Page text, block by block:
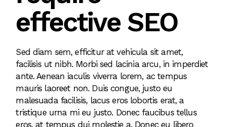
effective SEO
Sed diam sem, efficitur at vehicula sit amet,
facilisis ut nibh. Morbi sed lacinia arcu, in imperdiet
ante. Aenean iaculis viverra lorem, ac tempus
mauris laoreet non. Duis congue, justo eu
malesuada facilisis, lacus eros lobortis erat, a
tristique urna mi eu justo. Donec faucibus tellus
eros, at tempus dui molestie a. Donec eu libero